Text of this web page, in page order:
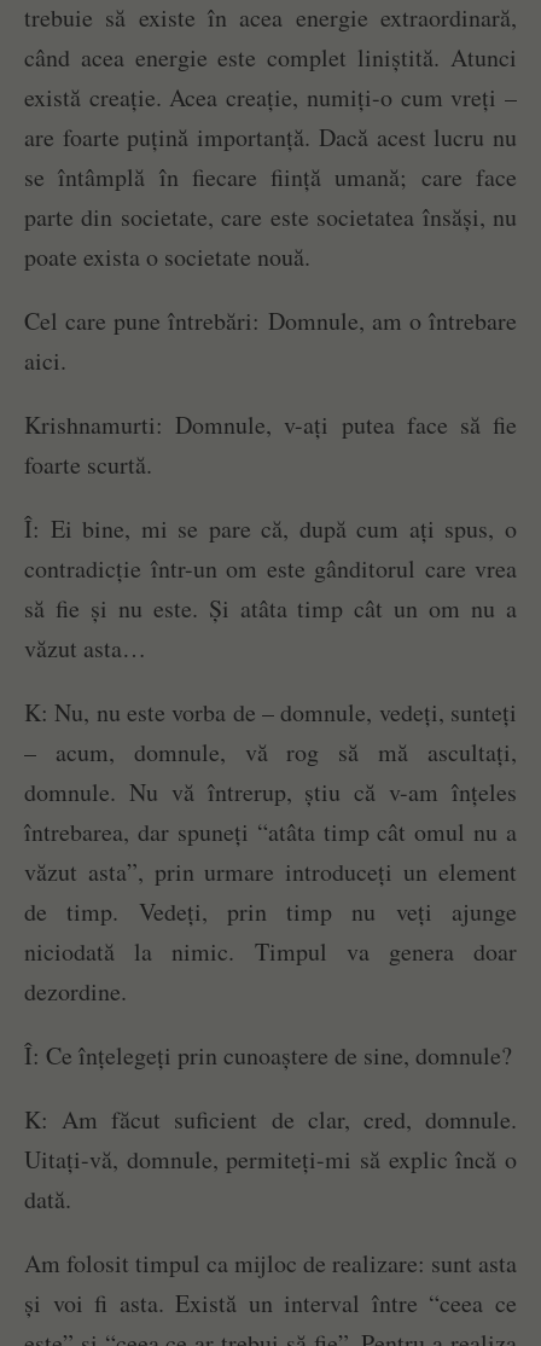
trebuie să existe în acea energie extraordinară,
când acea energie este complet liniștită. Atunci
există creație. Acea creație, numiți-o cum vreți –
are foarte puțină importanță. Dacă acest lucru nu
se întâmplă în fiecare ființă umană; care face
parte din societate, care este societatea însăși, nu
poate exista o societate nouă.
Cel care pune întrebări: Domnule, am o întrebare
aici.
Krishnamurti: Domnule, v-ați putea face să fie
foarte scurtă.
Î: Ei bine, mi se pare că, după cum ați spus, o
contradicție într-un om este gânditorul care vrea
să fie și nu este. Și atâta timp cât un om nu a
văzut asta…
K: Nu, nu este vorba de – domnule, vedeți, sunteți
– acum, domnule, vă rog să mă ascultați,
domnule. Nu vă întrerup, știu că v-am înțeles
întrebarea, dar spuneți “atâta timp cât omul nu a
văzut asta”, prin urmare introduceți un element
de timp. Vedeți, prin timp nu veți ajunge
niciodată la nimic. Timpul va genera doar
dezordine.
Î: Ce înțelegeți prin cunoaștere de sine, domnule?
K: Am făcut suficient de clar, cred, domnule.
Uitați-vă, domnule, permiteți-mi să explic încă o
dată.
Am folosit timpul ca mijloc de realizare: sunt asta
și voi fi asta. Există un interval între “ceea ce